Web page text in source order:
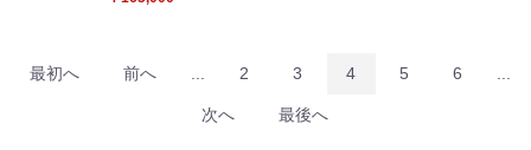
最初へ 前へ 2 3 4 5 6
次へ 最後へ